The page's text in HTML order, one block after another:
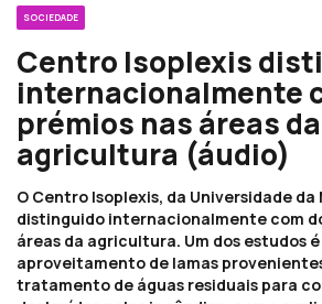
SOCIEDADE
Centro Isoplexis
internacionalmente
prémios nas áreas da
agricultura (áudio)
O Centro Isoplexis, da Universidade da
distinguido internacionalmente com
áreas da agricultura. Um dos estudos é
aproveitamento de lamas
tratamento de águas residuais para